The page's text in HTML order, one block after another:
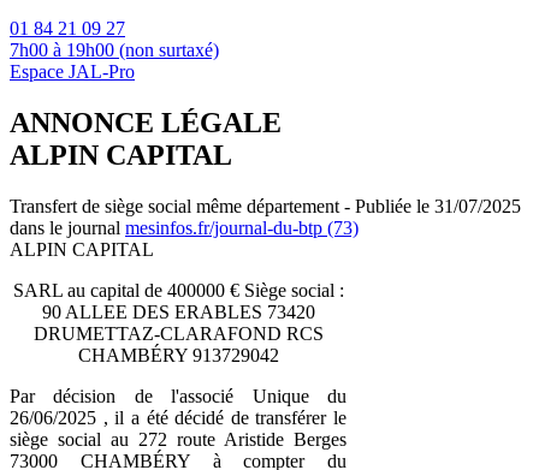
01 84 21 09 27
7h00 à 19h00 (non surtaxé)
Espace JAL-Pro
ANNONCE LÉGALE
ALPIN CAPITAL
Transfert de siège social même département - Publiée le 31/07/2025
dans le journal mesinfos.fr/journal-du-btp (73)
ALPIN CAPITAL
SARL au capital de 400000 € Siège social :
90 ALLEE DES ERABLES 73420
DRUMETTAZ-CLARAFOND RCS
CHAMBÉRY 913729042
Par décision de l'associé Unique du
26/06/2025 , il a été décidé de transférer le
siège social au 272 route Aristide Berges
73000 CHAMBÉRY à compter du